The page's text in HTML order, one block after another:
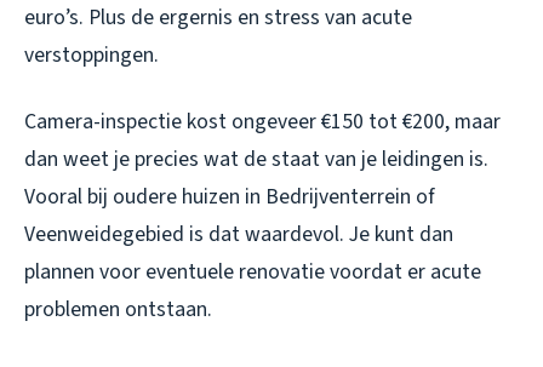
euro’s. Plus de ergernis en stress van acute
verstoppingen.
Camera-inspectie kost ongeveer €150 tot €200, maar
dan weet je precies wat de staat van je leidingen is.
Vooral bij oudere huizen in Bedrijventerrein of
Veenweidegebied is dat waardevol. Je kunt dan
plannen voor eventuele renovatie voordat er acute
problemen ontstaan.